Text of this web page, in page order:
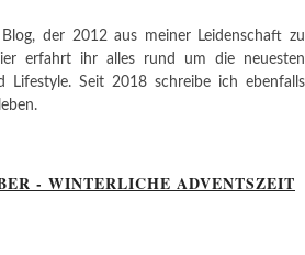
der 2012 aus meiner Leidenschaft zu
erfahrt ihr alles rund um die neuesten
Lifestyle. Seit 2018 schreibe ich ebenfalls
- WINTERLICHE ADVENTSZEIT